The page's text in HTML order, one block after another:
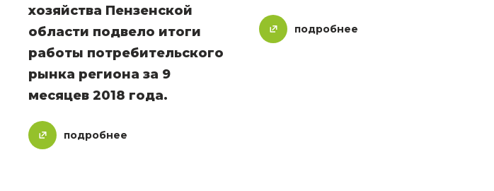
хозяйства Пензенской
области подвело итоги
работы потребительского
рынка региона за 9
месяцев 2018 года.
подробнее
подробнее